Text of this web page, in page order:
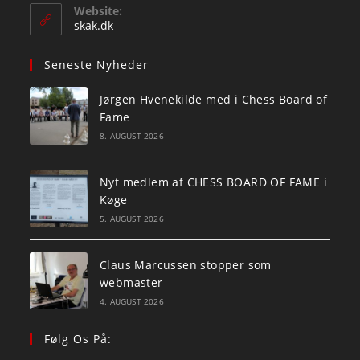
Website:
skak.dk
Seneste Nyheder
Jørgen Hvenekilde med i Chess Board of
Fame
8. AUGUST 2026
Nyt medlem af CHESS BOARD OF FAME i
Køge
5. AUGUST 2026
Claus Marcussen stopper som
webmaster
4. AUGUST 2026
Følg Os På: